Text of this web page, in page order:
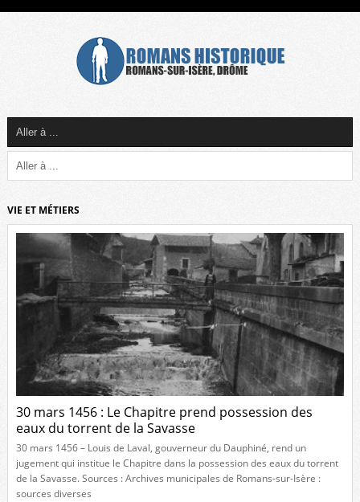
VIE ET MÉTIERS
30 mars 1456 : Le Chapitre prend possession des
eaux du torrent de la Savasse
30 mars 1456 – Louis de Laval, gouverneur du Dauphiné, rend un
jugement qui institue le Chapitre dans la possession des eaux du torrent
de la Savasse. Sources : Archives municipales de Romans-sur-Isère :
sources diverses